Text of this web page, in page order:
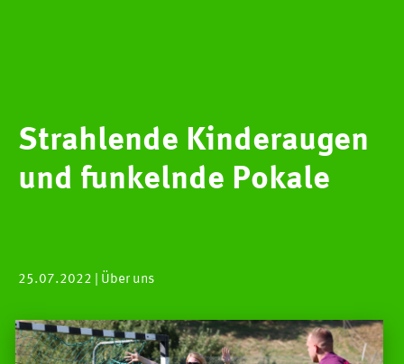
Strahlende Kinderaugen
und funkelnde Pokale
25.07.2022 | Über uns